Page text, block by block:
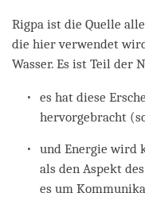
Rigpa ist die Quelle
die hier verwendet
Wasser. Es ist Teil der
es hat diese
hervorgebracht
und Energie wird
als den Aspekt
es um